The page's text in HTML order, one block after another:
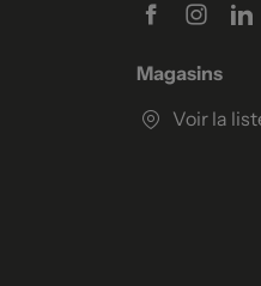
Magasins
Voir la